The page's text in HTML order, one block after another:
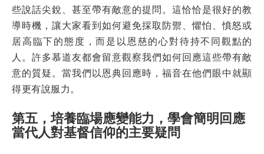
些說話尖銳、甚至帶有敵意的提問。這恰恰是很好的教
導時機，讓大家看到如何避免採取防禦、懼怕、憤怒或
居高臨下的態度，而是以恩慈的心對待持不同觀點的
人。許多慕道友都會留意觀察我們如何回應這些帶有敵
意的質疑。當我們以恩典回應時，福音在他們眼中就顯
得更有說服力。
第五，培養臨場應變能力，學會簡明回應
當代人對基督信仰的主要疑問